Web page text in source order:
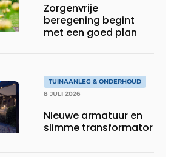
Zorgenvrije
beregening begint
met een goed plan
TUINAANLEG & ONDERHOUD
8 JULI 2026
Nieuwe armatuur en
slimme transformator